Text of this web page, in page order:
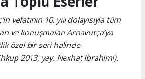
vefatının 10. yılı dolayısıyla tüm
ve konuşmaları Arnavutça’ya
özel bir seri halinde
2013, yay. Nexhat Ibrahimi).